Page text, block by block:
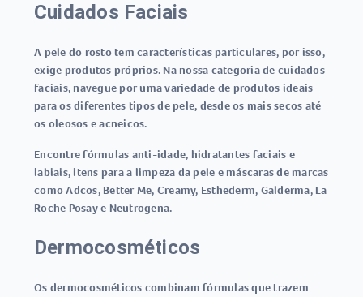
Cuidados Faciais
A pele do rosto tem características particulares, por isso,
exige produtos próprios. Na nossa categoria de cuidados
faciais, navegue por uma variedade de produtos ideais
para os diferentes tipos de pele, desde os mais secos até
os oleosos e acneicos.
Encontre fórmulas anti-idade, hidratantes faciais e
labiais, itens para a limpeza da pele e máscaras de marcas
como Adcos, Better Me, Creamy, Esthederm, Galderma, La
Roche Posay e Neutrogena.
Dermocosméticos
Os dermocosméticos combinam fórmulas que trazem